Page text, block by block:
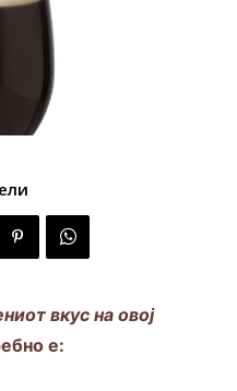
вкус на овој
е: